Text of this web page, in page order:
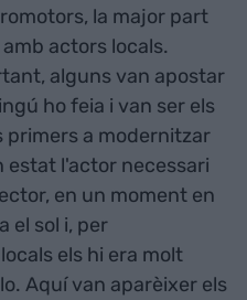
la major part
actors locals.
alguns van apostar
ho feia i van ser els
primers a modernitzar
estat l'actor necessari
en un moment en
el sol i, per
els hi era molt
Aquí van aparèixer els